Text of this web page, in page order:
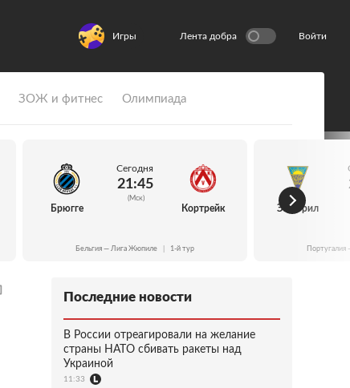
Игры Лента добра Войти
ЗОЖ и фитнес Олимпиада
Брюгге
Сегодня
21:45
(Мск)
Кортрейк
Бельгия — Лига Жюпиле 1-й тур
Эшторил
Последние новости
В России отреагировали на желание
страны НАТО сбивать ракеты над
Украиной
11:33